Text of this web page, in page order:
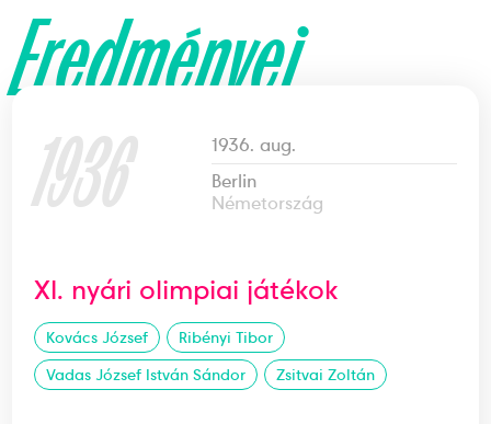
Eredményei
1936
1936. aug.
Berlin
Németország
XI. nyári olimpiai játékok
Kovács József
Ribényi Tibor
Vadas József István Sándor
Zsitvai Zoltán